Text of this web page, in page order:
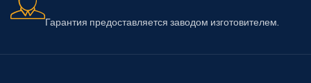
Гарантия предоставляется заводом изготовителем.